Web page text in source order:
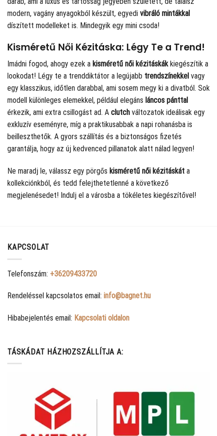
modern, vagány anyagokból készült, egyedi vibráló mintákkal
díszített modelleket is. Mindegyik egy mini csoda!
Kisméretű Női Kézitáska: Légy Te a Trend!
Imádni fogod, ahogy ezek a kisméretű női kézitáskákkiegészítik a
lookodat! Légy te a trenddiktátor a legújabb trendszínekkel vagy
egy klasszikus, időtlen darabbal, ami sosem megy ki a divatból. Sok
modell különleges elemekkel, például elegáns láncos pánttal
érkezik, ami extra csillogást ad. A clutch változatok ideálisak egy
exkluzív eseményre, míg a praktikusabbak a napi rohanásba is
beilleszthetők. A gyors szállítás és a biztonságos fizetés
garantálja, hogy az új kedvenced pillanatok alatt nálad legyen!
Ne maradj le, válassz egy pörgős kisméretű női kézitáskát a
kollekciónkból, és tedd felejthetetlenné a következő
megjelenésedet! Indulj el a városba a tökéletes kiegészítővel!
KAPCSOLAT
Telefonszám: +36209433720
Rendeléssel kapcsolatos email: info@bagnet.hu
Hibabejelentés email: Kapcsolati oldalon
TÁSKÁDAT HÁZHOZSZÁLLÍTJA A: